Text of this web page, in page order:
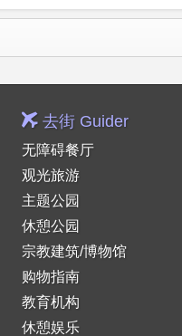
去街 Guider
无障碍餐厅
观光旅游
主题公园
休憩公园
宗教建筑/博物馆
购物指南
教育机构
休憩娱乐